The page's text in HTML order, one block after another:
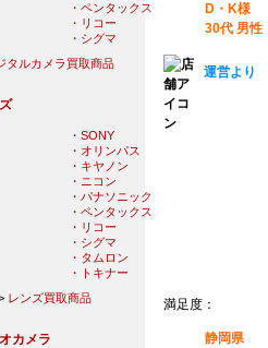
D・K様
30代 男性
運営より
満足度：
静岡県
・ペンタックス
・リコー
・シグマ
タルカメラ買取商品
・SONY
・オリンパス
・キヤノン
・ニコン
・パナソニック
・ペンタックス
・リコー
・シグマ
・タムロン
・トキナー
レンズ買取商品
カメラ